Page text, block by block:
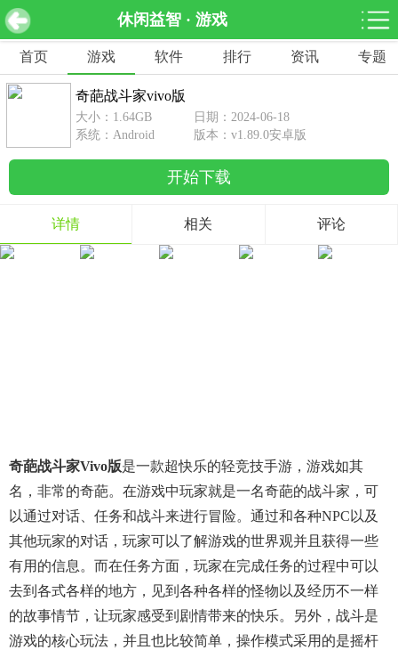
休闲益智 · 游戏
网游分类 软件分类
休闲益智
462款游戏
赛车竞速
122款游戏
43款游戏
1642款游戏
动作射击
351款游戏
69款游戏
经营养成
冒险解谜
首页 游戏 软件 排行 资讯 专题
奇葩战斗家vivo版 v1.89.0安卓版 下载
奇葩战斗家vivo版
大小：1.64GB
日期：2024-06-18
系统：Android
版本：v1.89.0安卓版
开始下载
详情 相关 评论
奇葩战斗家vivo版是一款超快乐的轻竞技手游，游戏如其
名，非常的奇葩。在游戏中玩家就是一名奇葩的战斗家，可
以通过对话、任务和战斗来进行冒险。通过和各种NPC以及
其他玩家的对话，玩家可以了解游戏的世界观并且获得一些
有用的信息。而在任务方面，玩家在完成任务的过程中可以
去到各式各样的地方，见到各种各样的怪物以及经历不一样
的故事情节，让玩家感受到剧情带来的快乐。另外，战斗是
游戏的核心玩法，并且也比较简单，操作模式采用的是摇杆